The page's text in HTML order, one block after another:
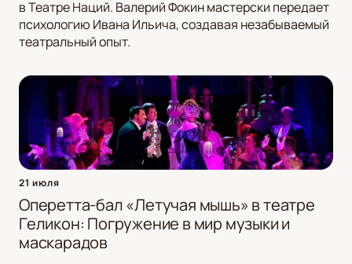
в Театре Наций. Валерий Фокин мастерски передает
психологию Ивана Ильича, создавая незабываемый
театральный опыт.
21 июля
Оперетта-бал «Летучая мышь» в театре
Геликон: Погружение в мир музыки и
маскарадов